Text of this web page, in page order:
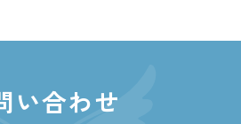
い合わせ